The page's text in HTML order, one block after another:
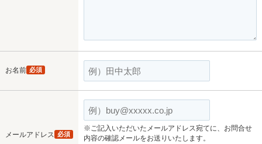
お名前 必須
メールアドレス 必須
※ご記入いただいたメールアドレス宛てに、お問合せ
内容の確認メールをお送りいたします。